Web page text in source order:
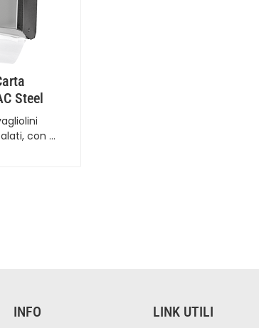
Steel
con …
INFO LINK UTILI